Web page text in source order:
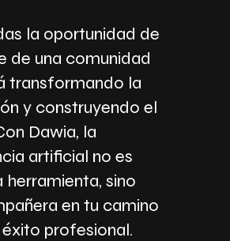
la oportunidad de
de una comunidad
transformando la
y construyendo el
Dawia, la
artificial no es
herramienta, sino
en tu camino
profesional.